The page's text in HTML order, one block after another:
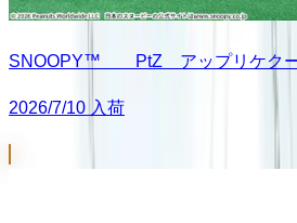
SNOOPY™ PtZ アップリケクー
2026/7/10 入荷